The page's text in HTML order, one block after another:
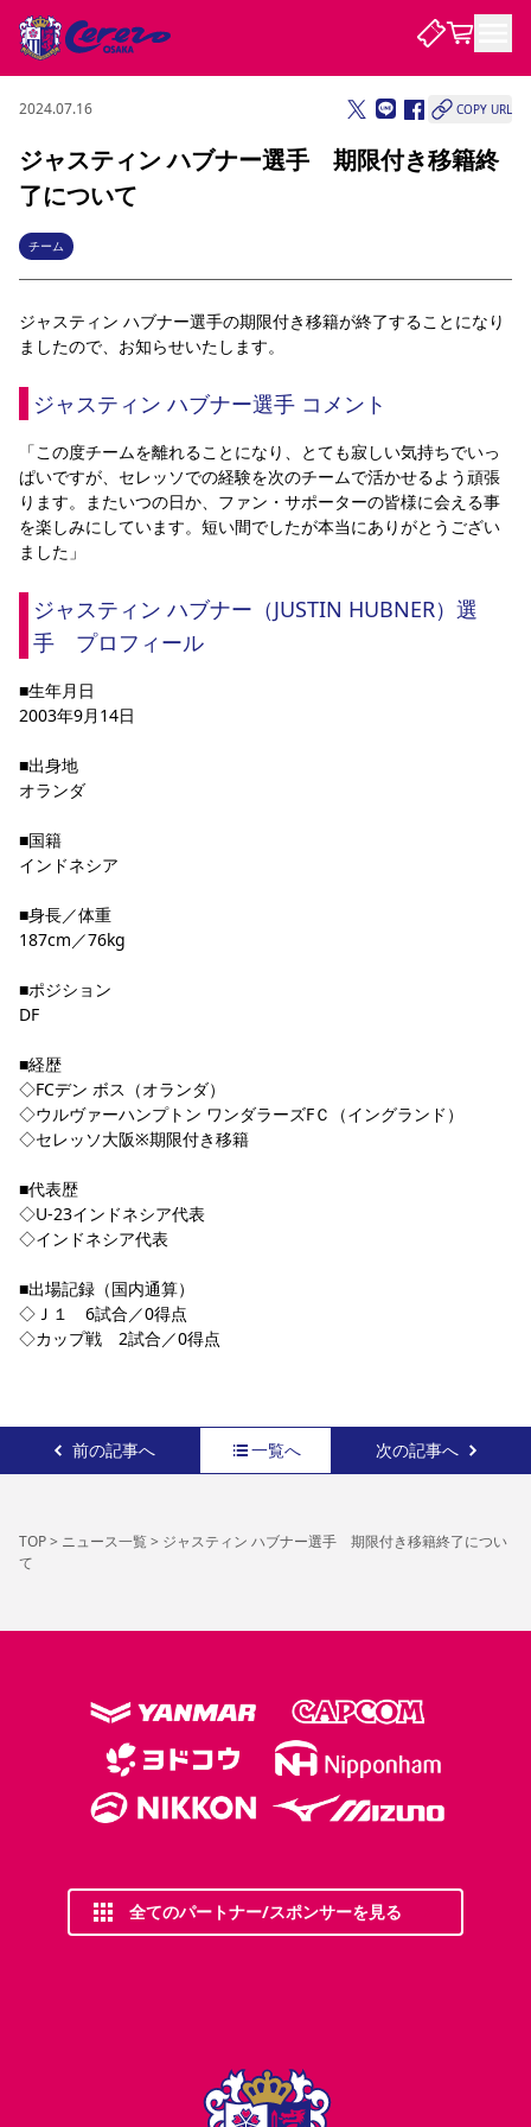
試合・チーム
試合について
試合日程 / 結果
チームについて
選手・スタッフ スケジュール メディア情報 アクセス
レディース
アカデミー
ハナサカプレーヤー 歴代所属選手
観戦する
チケット
チケット情報 販売スケジュール 価格・席種 購入方法
シーズンシート 法人シーズンシート
特定興行入場券 譲渡サービス リセールサービス
観戦ガイド
初めて観戦ガイド キッズ向けサービス グルメ
マッチデープログラム
観戦マナー&ルール
ビジターサポーター観戦ガイド 公式アプリ
スタジアム
YANMAR HANASAKA STADIUM
DAZNで観戦
アウェイツアー
よくある質問
クラブを知る
セレッソ大阪について
クラブ紹介 沿革 シーズン記録 求人情報
サポートする
パートナー企業募集中 セレッソ大阪VISAカード
サポートスタッフ
セレッソアイデアちょうだいな
応援商店街
Lise（ライセンスビジネス）
サステナビリティポリシー SDGsのゴール
インパクトレポート
活動レポート
スポーツクラブ
関連団体/施設
長居公園
セレッソ大阪アカデミー
大人のサッカースクール
ファンクラブ
ファンクラブ
SAKURA SOCIO SAKURA POINT Program 招待券引換方法
まいセレチケット
会員規定 婚姻届・出生届・命名書
ニュース
ニュース
すべて
レディース
アカデミー
2024.07.16 COPY URL
ジャスティン ハブナー選手 期限付き移籍終
了について
チーム
ジャスティン ハブナー選手の期限付き移籍が終了することになり
ましたので、お知らせいたします。
ジャスティン ハブナー選手 コメント
「この度チームを離れることになり、とても寂しい気持ちでいっ
ぱいですが、セレッソでの経験を次のチームで活かせるよう頑張
ります。またいつの日か、ファン・サポーターの皆様に会える事
を楽しみにしています。短い間でしたが本当にありがとうござい
ました」
ジャスティン ハブナー（JUSTIN HUBNER）選
手　プロフィール
■生年月日
2003年9月14日
■出身地
オランダ
■国籍
インドネシア
■身長／体重
187cm／76kg
■ポジション
DF
■経歴
◇FCデン ボス（オランダ）
◇ウルヴァーハンプトン ワンダラーズFＣ（イングランド）
◇セレッソ大阪※期限付き移籍
■代表歴
◇U-23インドネシア代表
◇インドネシア代表
■出場記録（国内通算）
◇Ｊ１　6試合／0得点
◇カップ戦　2試合／0得点
前の記事へ 一覧へ 次の記事へ
TOP> ニュース一覧> ジャスティン ハブナー選手 期限付き移籍終了につい
て
全てのパートナー/スポンサーを見る